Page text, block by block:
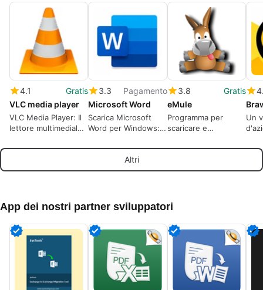
4.1
Gratis
VLC media player
VLC Media Player: Il
lettore multimediale
definitivo.
3.3
Pagamento
Microsoft Word
Scarica Microsoft
Word per Windows: Il
elaboratore di testi è
pronto per l'azione
3.8
Gratis
eMule
Programma per
scaricare e
ogni genere
Un
tuoi
Altri
App dei nostri partner sviluppatori